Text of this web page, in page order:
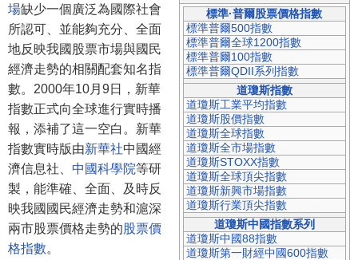
標準·普爾股票價格指數
標準普爾500指數
標準普爾全球1200指數
標準普爾100指數
標準普爾QDII系列指數
道瓊斯指數
道瓊斯工業平均指數
道瓊斯股價指數
道瓊斯全球指數
道瓊斯全市場指數
道瓊斯STOXX指數
道瓊斯全球頂尖指數
道瓊斯新興市場指數
道瓊斯行業頂尖指數
道瓊斯中國指數系列
道瓊斯中國88指數
道瓊斯第一財經中國600指數
場缺少一個廣泛為國際社會
所認可、並能夠充分、全面
地反映我國股票市場與國民
經濟走勢的相關配套知名指
數。2000年10月9日，新華
指數正式向全球進行實時播
報，添補了這一空白。新華
指數實時版由新華社中國經
濟信息社、 中國科學院等研
製，能準確、全面、及時反
映我國國民經濟走勢和滬深
兩市股票價格走勢的股票價
格指數。